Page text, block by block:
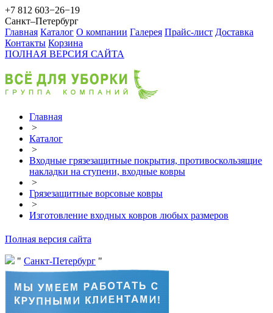
+7 812 603−26−19
Санкт–Петербург
Главная Каталог О компании Галерея Прайс-лист Доставка
Контакты Корзина
ПОЛНАЯ ВЕРСИЯ САЙТА
Главная
>
Каталог
>
Входные грязезащитные покрытия, противоскользящие
накладки на ступени, входные ковры
>
Грязезащитные ворсовые ковры
>
Изготовление входных ковров любых размеров
Полная версия сайта
Санкт-Петербург